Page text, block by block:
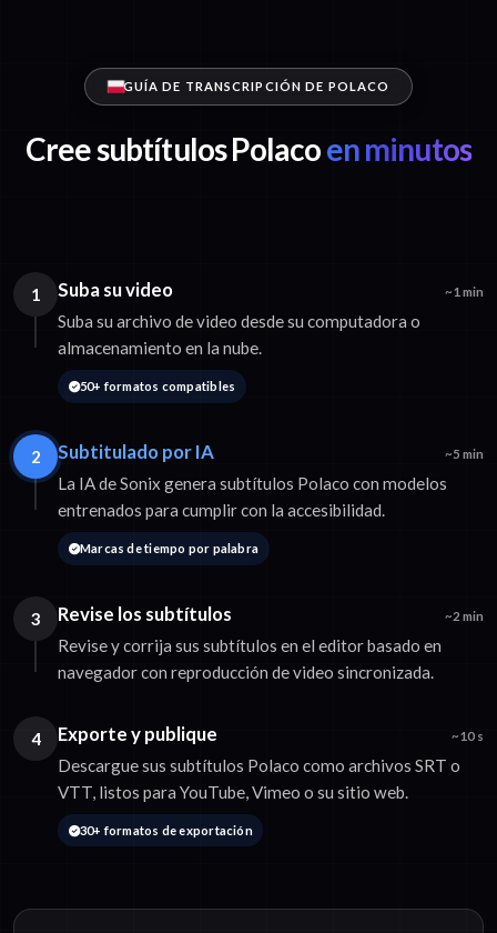
GUÍA DE TRANSCRIPCIÓN DE POLACO
Cree subtítulos Polacoen minutos
1 Suba su video ~1 min
Suba su archivo de video desde su computadora o
almacenamiento en la nube.
50+ formatos compatibles
2 Subtitulado por IA ~5 min
La IA de Sonix genera subtítulos Polaco con modelos
entrenados para cumplir con la accesibilidad.
Marcas de tiempo por palabra
3 Revise los subtítulos ~2 min
Revise y corrija sus subtítulos en el editor basado en
navegador con reproducción de video sincronizada.
4 Exporte y publique ~10 s
Descargue sus subtítulos Polaco como archivos SRT o
VTT, listos para YouTube, Vimeo o su sitio web.
30+ formatos de exportación